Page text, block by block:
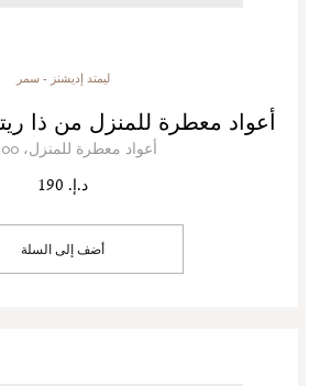
ليمتد إديشنز - سمر
أعواد معطرة للمنزل من ذا
أعواد معطرة للمنزل، 300 مل
د.إ. 190
أضف إلى السلة